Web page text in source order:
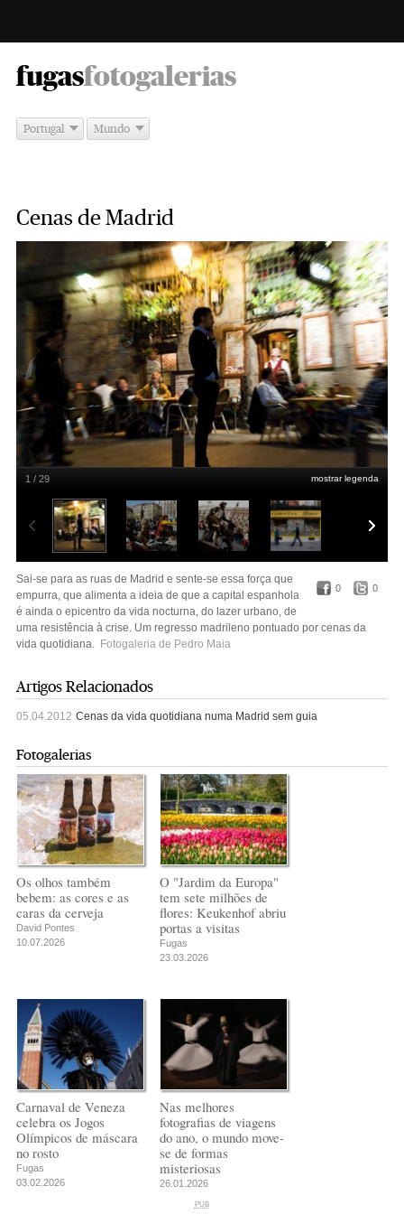
fugas -
fotogalerias
Portugal Mundo
Cenas de Madrid
mostrar legenda
1 / 29
0 0
Sai-se para as ruas de Madrid e sente-se essa força que
empurra, que alimenta a ideia de que a capital espanhola
é ainda o epicentro da vida nocturna, do lazer urbano, de
uma resistência à crise. Um regresso madrileno pontuado por cenas da
vida quotidiana. Fotogaleria de Pedro Maia
Artigos Relacionados
05.04.2012 Cenas da vida quotidiana numa Madrid sem guia
Fotogalerias
Os olhos também
bebem: as cores e as
caras da cerveja
David Pontes
10.07.2026
O "Jardim da Europa"
tem sete milhões de
flores: Keukenhof abriu
portas a visitas
Fugas
23.03.2026
Carnaval de Veneza
celebra os Jogos
Olímpicos de máscara
no rosto
Fugas
03.02.2026
Nas melhores
fotografias de viagens
do ano, o mundo move-
se de formas
misteriosas
26.01.2026
PUB